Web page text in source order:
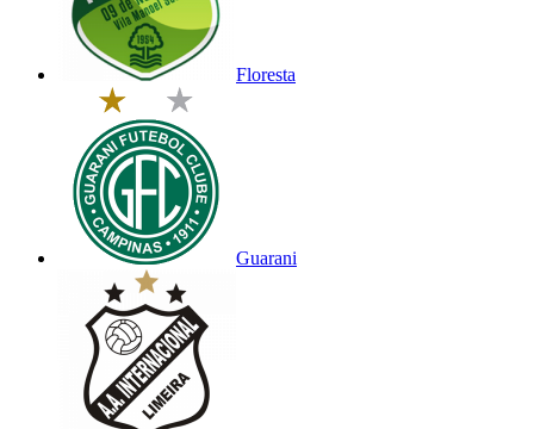
Floresta
Guarani